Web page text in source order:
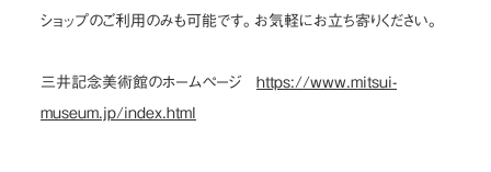
ショップのご利用のみも可能です。お気軽にお立ち寄りください。
三井記念美術館のホームぺージ https://www.mitsui-
museum.jp/index.html